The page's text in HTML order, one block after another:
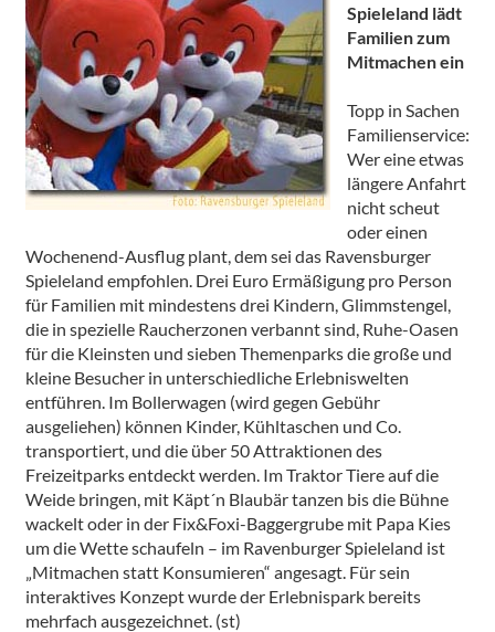
Spieleland lädt
Familien zum
Mitmachen ein
Topp in Sachen
Familienservice:
Wer eine etwas
längere Anfahrt
nicht scheut
oder einen
Wochenend-Ausflug plant, dem sei das Ravensburger
Spieleland empfohlen. Drei Euro Ermäßigung pro Person
für Familien mit mindestens drei Kindern, Glimmstengel,
die in spezielle Raucherzonen verbannt sind, Ruhe-Oasen
für die Kleinsten und sieben Themenparks die große und
kleine Besucher in unterschiedliche Erlebniswelten
entführen. Im Bollerwagen (wird gegen Gebühr
ausgeliehen) können Kinder, Kühltaschen und Co.
transportiert, und die über 50 Attraktionen des
Freizeitparks entdeckt werden. Im Traktor Tiere auf die
Weide bringen, mit Käpt´n Blaubär tanzen bis die Bühne
wackelt oder in der Fix&Foxi-Baggergrube mit Papa Kies
um die Wette schaufeln – im Ravenburger Spieleland ist
„Mitmachen statt Konsumieren“ angesagt. Für sein
interaktives Konzept wurde der Erlebnispark bereits
mehrfach ausgezeichnet. (st)